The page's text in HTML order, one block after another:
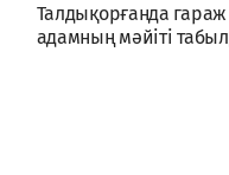
Талдықорғанда
адамның мәйіті